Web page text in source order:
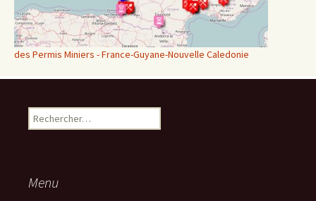
des Permis Miniers - France-Guyane-Nouvelle Caledonie
Rechercher :
Menu